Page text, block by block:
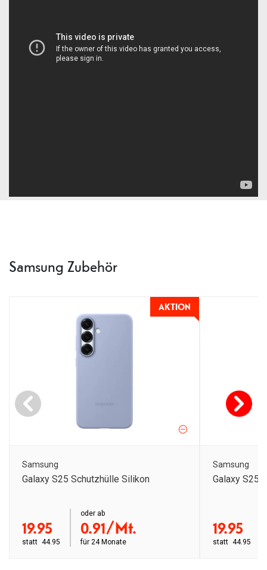
Samsung Zubehör
AKTION
Samsung
Galaxy S25 Schutzhülle Silikon
19.95
statt 44.95
oder ab
0.91/Mt.
für 24 Monate
Samsung
Galaxy S25
19.95
statt 44.95